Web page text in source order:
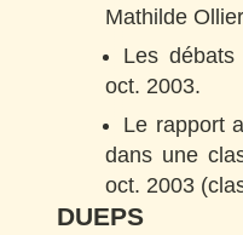
Mathilde
Les
oct. 2003.
Le rapport
dans une
oct. 2003
DUEPS